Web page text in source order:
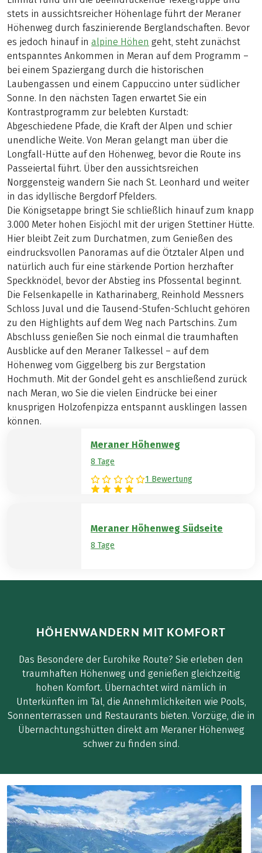
stets in aussichtsreicher Höhenlage führt der Meraner
Höhenweg durch faszinierende Berglandschaften. Bevor
es jedoch hinauf in alpine Höhen geht, steht zunächst
entspanntes Ankommen in Meran auf dem Programm –
bei einem Spaziergang durch die historischen
Laubengassen und einem Cappuccino unter südlicher
Sonne. In den nächsten Tagen erwartet Sie ein
Kontrastprogramm zur belebten Kurstadt:
Abgeschiedene Pfade, die Kraft der Alpen und schier
unendliche Weite. Von Meran gelangt man über die
Longfall-Hütte auf den Höhenweg, bevor die Route ins
Passeiertal führt. Über den aussichtsreichen
Norggensteig wandern Sie nach St. Leonhard und weiter
in das idyllische Bergdorf Pfelders.
Die Königsetappe bringt Sie schließlich hinauf zum knapp
3.000 Meter hohen Eisjöchl mit der urigen Stettiner Hütte.
Hier bleibt Zeit zum Durchatmen, zum Genießen des
eindrucksvollen Panoramas auf die Ötztaler Alpen und
natürlich auch für eine stärkende Portion herzhafter
Speckknödel, bevor der Abstieg ins Pfossental beginnt.
Die Felsenkapelle in Katharinaberg, Reinhold Messners
Schloss Juval und die Tausend-Stufen-Schlucht gehören
zu den Highlights auf dem Weg nach Partschins. Zum
Abschluss genießen Sie noch einmal die traumhaften
Ausblicke auf den Meraner Talkessel – auf dem
Höhenweg vom Giggelberg bis zur Bergstation
Hochmuth. Mit der Gondel geht es anschließend zurück
nach Meran, wo Sie die vielen Eindrücke bei einer
knusprigen Holzofenpizza entspannt ausklingen lassen
können.
Meraner Höhenweg
8 Tage
1 Bewertung
Meraner Höhenweg Südseite
8 Tage
HÖHENWANDERN MIT KOMFORT
Das Besondere der Eurohike Route? Sie erleben den
traumhaften Höhenweg und genießen gleichzeitig
hohen Komfort. Übernachtet wird nämlich in
Unterkünften im Tal, die Annehmlichkeiten wie Pools,
Sonnenterrassen und Restaurants bieten. Vorzüge, die in
Übernachtungshütten direkt am Meraner Höhenweg
schwer zu finden sind.